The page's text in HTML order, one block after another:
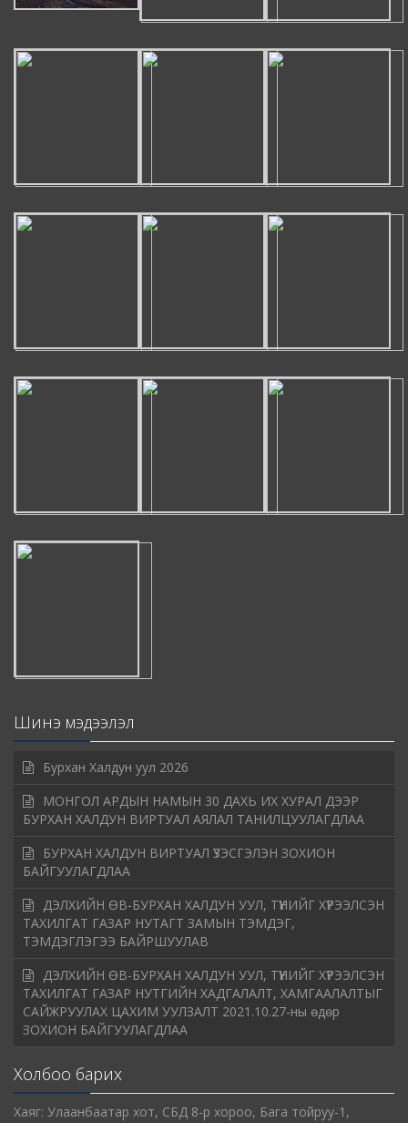
Шинэ мэдээлэл
Бурхан Халдун уул 2026
МОНГОЛ АРДЫН НАМЫН 30 ДАХЬ ИХ ХУРАЛ ДЭЭР
БУРХАН ХАЛДУН ВИРТУАЛ АЯЛАЛ ТАНИЛЦУУЛАГДЛАА
БУРХАН ХАЛДУН ВИРТУАЛ ҮЗЭСГЭЛЭН ЗОХИОН
БАЙГУУЛАГДЛАА
ДЭЛХИЙН ӨВ-БУРХАН ХАЛДУН УУЛ, ТҮҮНИЙГ ХҮРЭЭЛСЭН
ТАХИЛГАТ ГАЗАР НУТАГТ ЗАМЫН ТЭМДЭГ,
ТЭМДЭГЛЭГЭЭ БАЙРШУУЛАВ
ДЭЛХИЙН ӨВ-БУРХАН ХАЛДУН УУЛ, ТҮҮНИЙГ ХҮРЭЭЛСЭН
ТАХИЛГАТ ГАЗАР НУТГИЙН ХАДГАЛАЛТ, ХАМГААЛАЛТЫГ
САЙЖРУУЛАХ ЦАХИМ УУЛЗАЛТ 2021.10.27-ны өдөр
ЗОХИОН БАЙГУУЛАГДЛАА
Холбоо барих
Хаяг: Улаанбаатар хот, СБД 8-р хороо, Бага тойруу-1,